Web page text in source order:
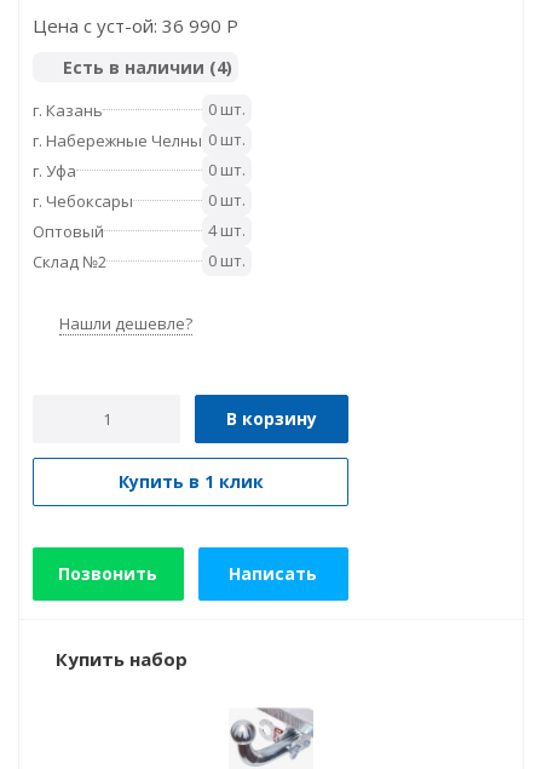
Цена с уст-ой: 36 990 P
Есть в наличии (4)
г. Казань
0 шт.
г. Набережные Челны 0 шт.
г. Уфа
0 шт.
г. Чебоксары
0 шт.
Оптовый
4 шт.
Склад №2
0 шт.
Нашли дешевле?
В корзину
Купить в 1 клик
Позвонить Написать
Купить набор